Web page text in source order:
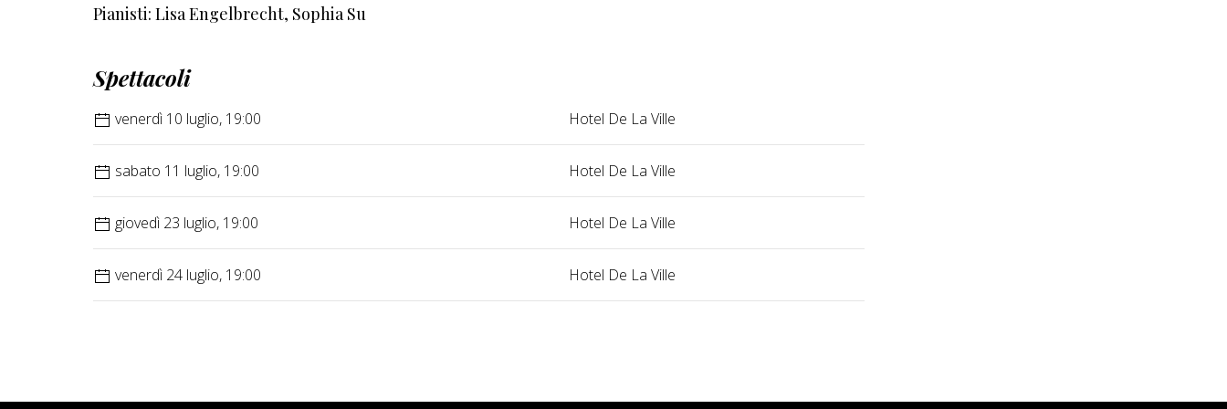
Pianisti: Lisa Engelbrecht, Sophia Su
Spettacoli
venerdì 10 luglio, 19:00 Hotel De La Ville
sabato 11 luglio, 19:00 Hotel De La Ville
giovedì 23 luglio, 19:00 Hotel De La Ville
venerdì 24 luglio, 19:00 Hotel De La Ville